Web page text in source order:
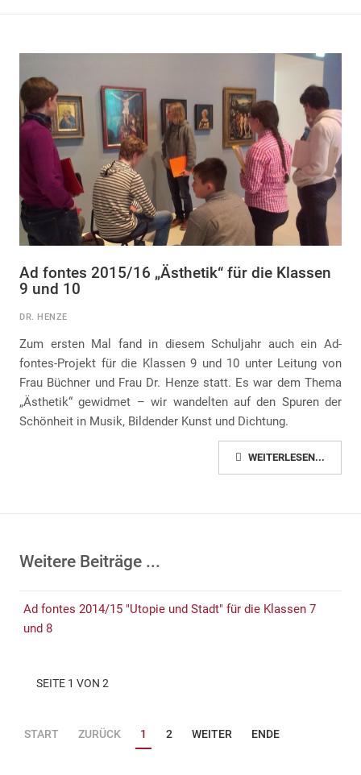
Ad fontes 2015/16 „Ästhetik“ für die Klassen
9 und 10
DR. HENZE
Zum ersten Mal fand in diesem Schuljahr auch ein Ad-
fontes-Projekt für die Klassen 9 und 10 unter Leitung von
Frau Büchner und Frau Dr. Henze statt. Es war dem Thema
„Ästhetik“ gewidmet – wir wandelten auf den Spuren der
Schönheit in Musik, Bildender Kunst und Dichtung.
WEITERLESEN...
Weitere Beiträge ...
Ad fontes 2014/15 "Utopie und Stadt" für die Klassen 7
und 8
SEITE 1 VON 2
START ZURÜCK 1 2 WEITER ENDE